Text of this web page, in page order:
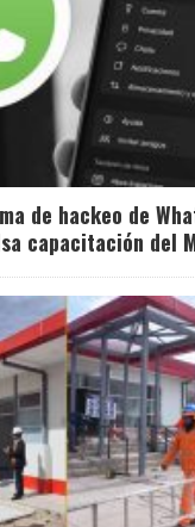
de hackeo de
capacitación del